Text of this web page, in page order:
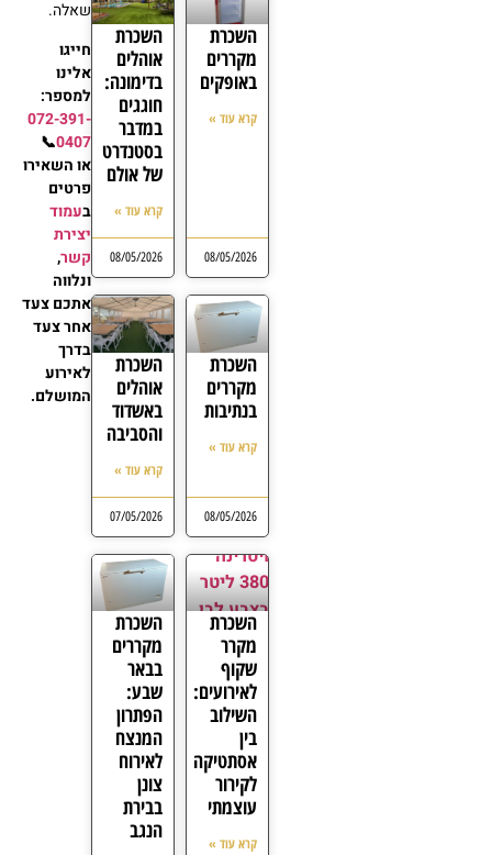
השכרת
מקררים
באופקים
קרא עוד »
08/05/2026
השכרת
אוהלים
בדימונה:
חוגגים
במדבר
בסטנדרט
של אולם
קרא עוד »
08/05/2026
השכרת
מקררים
בנתיבות
קרא עוד »
08/05/2026
השכרת
אוהלים
באשדוד
והסביבה
קרא עוד »
07/05/2026
השכרת
מקרר
שקוף
לאירועים:
השילוב
בין
אסתטיקה
לקירור
עוצמתי
קרא עוד »
השכרת
מקררים
בבאר
שבע:
הפתרון
המנצח
לאירוח
צונן
בבירת
הנגב
שאלה.
חייגו
אלינו
למספר:
072-391-
0407
📞
או השאירו
פרטים
בעמוד
יצירת
קשר,
ונלווה
אתכם צעד
אחר צעד
בדרך
לאירוע
המושלם.